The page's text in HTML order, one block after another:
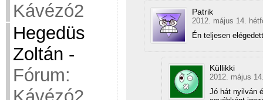
Kávézó2
Hegedüs
Zoltán -
Fórum:
Patrik
2012. május 14.
Én teljesen
Küllikki
2012. május
Jó hát nyilván